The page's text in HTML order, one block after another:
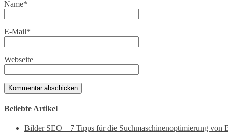
Name*
E-Mail*
Webseite
Beliebte Artikel
Bilder SEO – 7 Tipps für die Suchmaschinenoptimierung von